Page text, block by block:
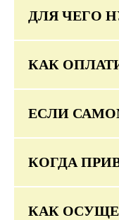
ДЛЯ ЧЕГО
КАК
ЕСЛИ
КОГДА
КАК